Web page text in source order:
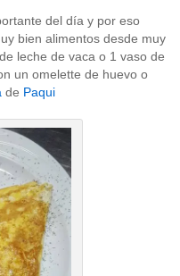
del día y por eso
bien alimentos desde muy
leche de vaca o 1 vaso de
un omelette de huevo o
de Paqui